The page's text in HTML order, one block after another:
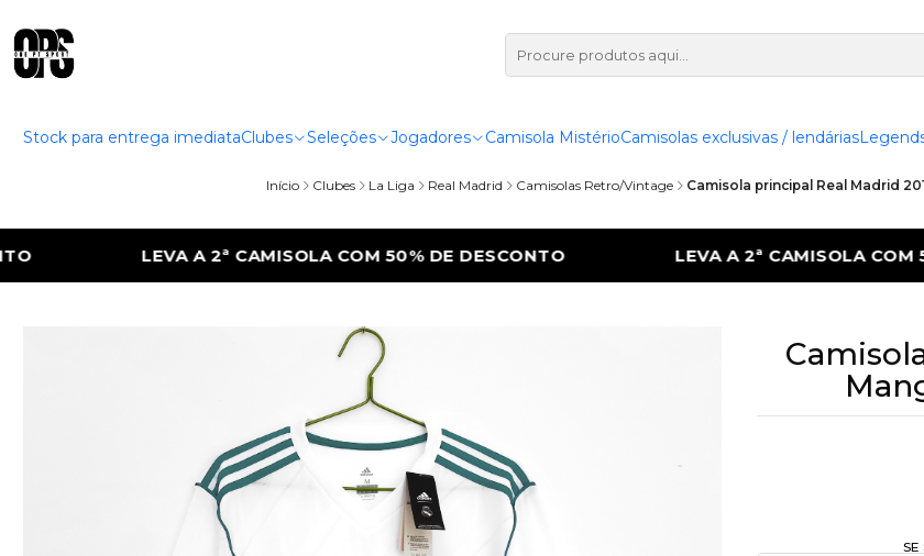
Stock para entrega imediataClubes Seleções Jogadores Camisola MistérioCamisolas exclusivas / lendárias
Início Clubes La Liga Real Madrid Camisolas Retro/Vintage Camisola principal Real Madrid
COM 50% DE DESCONTO LEVA A 2ª CAMISOLA COM 50% DE DESCONTO